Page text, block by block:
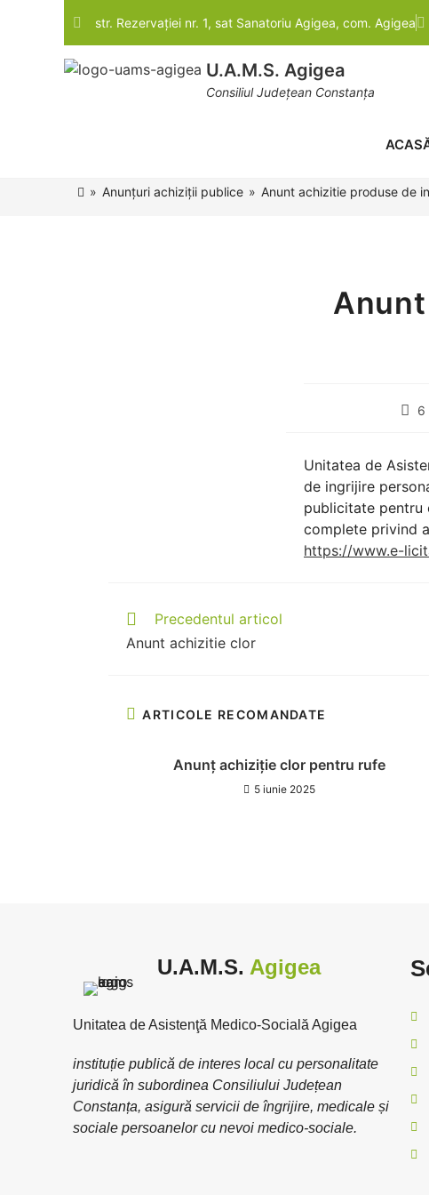
str. Rezervației nr. 1, sat Sanatoriu Agigea, com. Agigea
U.A.M.S. Agigea
Consiliul Județean Constanța
» Anunțuri achiziții publice » Anunt achizitie produse de
6
Unitatea de
de ingrijire
publicitate pentru
complete privind
https://www.e-
Precedentul articol
Anunt achizitie clor
ARTICOLE RECOMANDATE
Anunț achiziție clor pentru rufe
5 iunie 2025
U.A.M.S. Agigea
Unitatea de Asistenţă Medico-Socială Agigea
instituție publică de interes local cu personalitate
juridică în subordinea Consiliului Județean
Constanța, asigură servicii de îngrijire, medicale și
sociale persoanelor cu nevoi medico-sociale.